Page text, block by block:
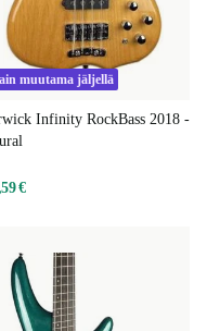
muutama jäljellä
Infinity RockBass 2018 -
€